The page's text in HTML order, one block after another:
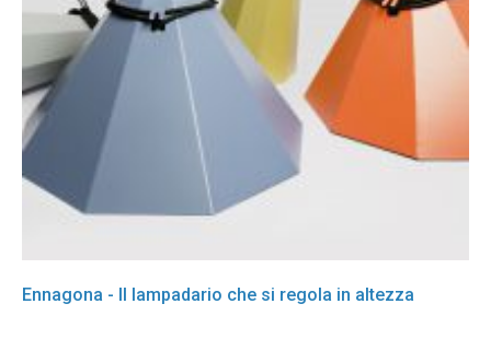
Ennagona - Il lampadario che si regola in altezza